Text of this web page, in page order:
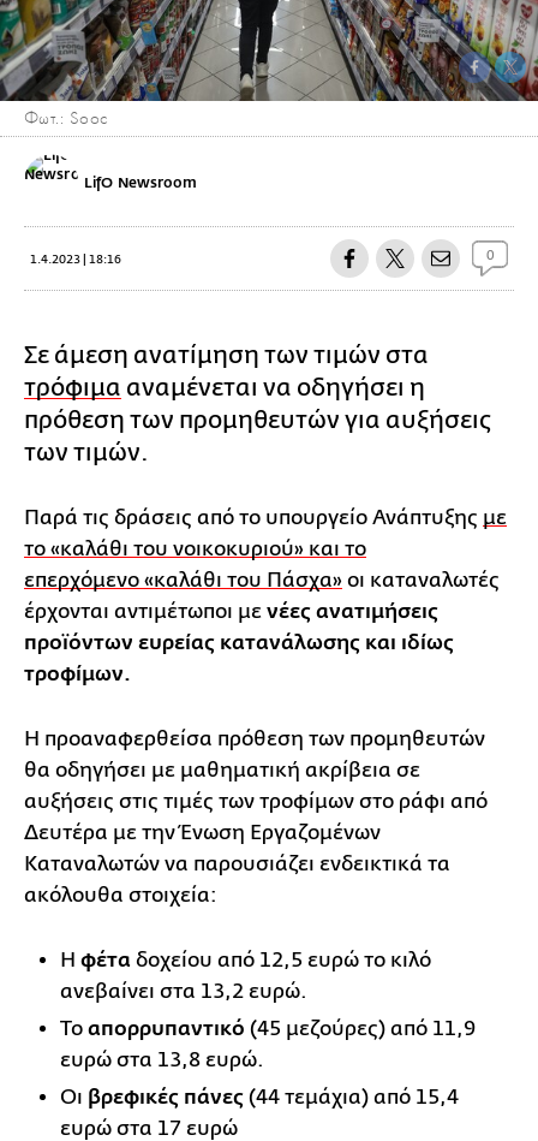
Φωτ.: Sooc
LifO Newsroom
1.4.2023 | 18:16 0
Σε άμεση ανατίμηση των τιμών στα
τρόφιμα αναμένεται να οδηγήσει η
πρόθεση των προμηθευτών για αυξήσεις
των τιμών.
Παρά τις δράσεις από το υπουργείο Ανάπτυξης με
το «καλάθι του νοικοκυριού» και το
επερχόμενο «καλάθι του Πάσχα» οι καταναλωτές
έρχονται αντιμέτωποι με νέες ανατιμήσεις
προϊόντων ευρείας κατανάλωσης και ιδίως
τροφίμων.
Η προαναφερθείσα πρόθεση των προμηθευτών
θα οδηγήσει με μαθηματική ακρίβεια σε
αυξήσεις στις τιμές των τροφίμων στο ράφι από
Δευτέρα με την Ένωση Εργαζομένων
Καταναλωτών να παρουσιάζει ενδεικτικά τα
ακόλουθα στοιχεία:
Η φέτα δοχείου από 12,5 ευρώ το κιλό
ανεβαίνει στα 13,2 ευρώ.
Το απορρυπαντικό (45 μεζούρες) από 11,9
ευρώ στα 13,8 ευρώ.
Οι βρεφικές πάνες (44 τεμάχια) από 15,4
ευρώ στα 17 ευρώ